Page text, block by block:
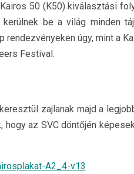
50 (K50) kiválasztási
be a világ minden
úgy, mint a
Festival.
zajlanak majd a
az SVC döntőjén